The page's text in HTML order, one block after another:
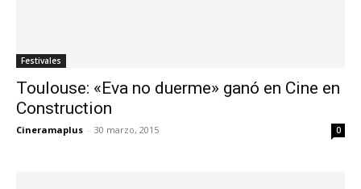
Festivales
Toulouse: «Eva no duerme» ganó en Cine en
Construction
Cineramaplus - 30 marzo, 2015 0